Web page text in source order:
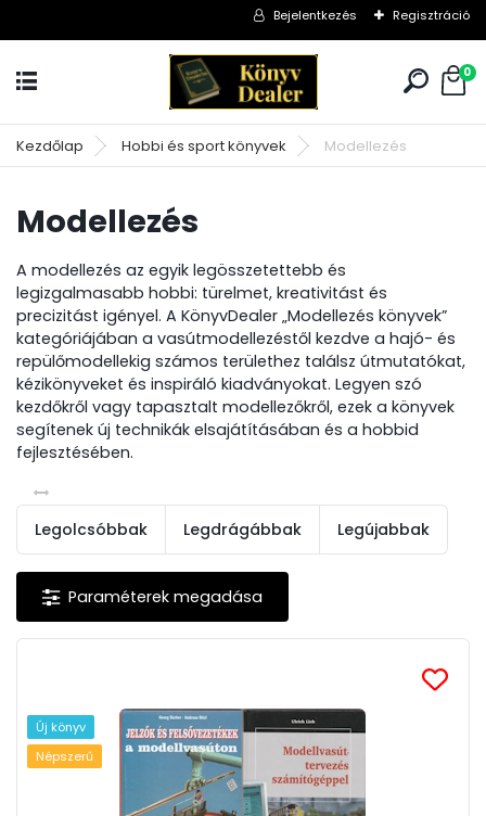
Bejelentkezés Regisztráció
0
Kezdőlap Hobbi és sport könyvek Modellezés
Modellezés
A modellezés az egyik legösszetettebb és
legizgalmasabb hobbi: türelmet, kreativitást és
precizitást igényel. A KönyvDealer „Modellezés könyvek”
kategóriájában a vasútmodellezéstől kezdve a hajó- és
repülőmodellekig számos területhez találsz útmutatókat,
kézikönyveket és inspiráló kiadványokat. Legyen szó
kezdőkről vagy tapasztalt modellezőkről, ezek a könyvek
segítenek új technikák elsajátításában és a hobbid
fejlesztésében.
Legolcsóbbak Legdrágábbak Legújabbak
Új könyv
Népszerű